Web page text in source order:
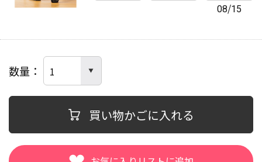
08/15
数量
買い物かごに入れる